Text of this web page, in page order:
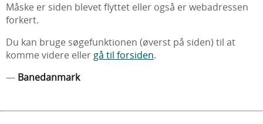
Måske er siden blevet flyttet eller også er webadressen
forkert.
Du kan bruge søgefunktionen (øverst på siden) til at
komme videre eller gå til forsiden.
— Banedanmark